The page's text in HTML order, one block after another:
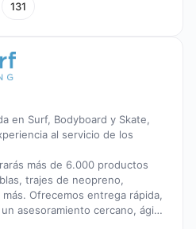
131
en Surf, Bodyboard y Skate,
al servicio de los
más de 6.000 productos
trajes de neopreno,
Ofrecemos entrega rápida,
asesoramiento cercano, ágil
surfistas expertos y